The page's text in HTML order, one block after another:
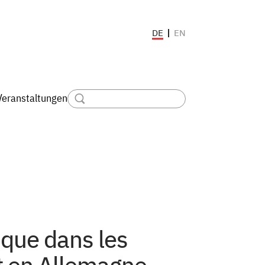
DE EN
dans les